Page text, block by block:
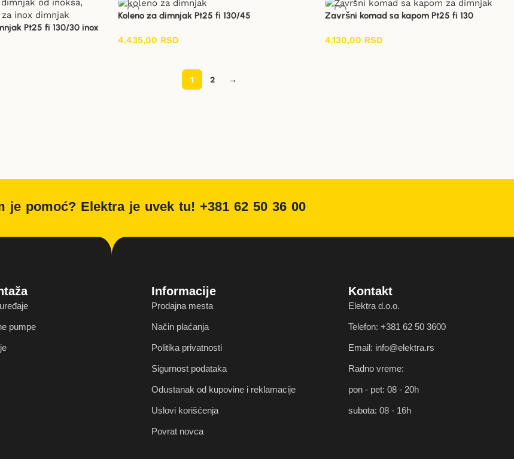
Pt25 fi 130/30 inox
Koleno za dimnjak Pt25 fi 130/45
4.435,00 RSD
Završni komad sa kapom Pt25 fi 130
4.130,00 RSD
1 2 →
je pomoć? Elektra je uvek tu! +381 62 50 36 00
pumpe
Informacije
Prodajna mesta
Način plaćanja
Politika privatnosti
Sigurnost podataka
Odustanak od kupovine i reklamacije
Uslovi korišćenja
Povrat novca
Kontakt
Elektra d.o.o.
Telefon: +381 62 50 3600
Email: info@elektra.rs
Radno vreme:
pon - pet: 08 - 20h
subota: 08 - 16h